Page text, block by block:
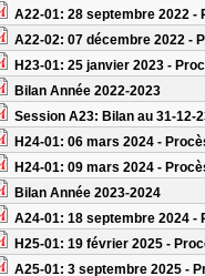
A22-01: 28 septembre 2022 -
A22-02: 07 décembre 2022 -
H23-01: 25 janvier 2023 -
Bilan Année 2022-2023
Session A23: Bilan au 31-12-
H24-01: 06 mars 2024 -
H24-01: 09 mars 2024 -
Bilan Année 2023-2024
A24-01: 18 septembre 2024 -
H25-01: 19 février 2025 -
A25-01: 3 septembre 2025 -